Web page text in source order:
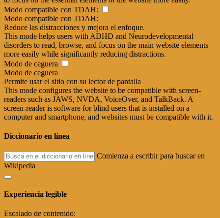
Modo compatible con TDAH:
Modo compatible con TDAH:
Reduce las distracciones y mejora el enfoque.
This mode helps users with ADHD and Neurodevelopmental
disorders to read, browse, and focus on the main website elements
more easily while significantly reducing distractions.
Modo de ceguera
Modo de ceguera
Permite usar el sitio con su lector de pantalla
This mode configures the website to be compatible with screen-
readers such as JAWS, NVDA, VoiceOver, and TalkBack. A
screen-reader is software for blind users that is installed on a
computer and smartphone, and websites must be compatible with it.
Diccionario en línea
Comienza a escribir para buscar en
Wikipedia
Experiencia legible
Escalado de contenido: